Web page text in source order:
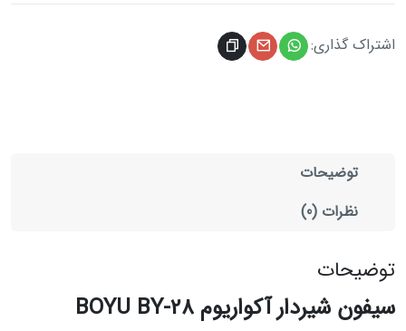
اشتراک گذاری:
توضیحات
نظرات (0)
توضیحات
سیفون شیردار آکواریوم BOYU BY-28